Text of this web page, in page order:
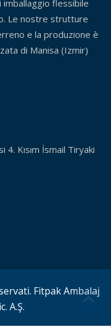
imballaggio flessibile
Le nostre strutture
e la produzione è
di Manisa (Izmir)
4. Kısım İsmail Tiryaki
Fitpak Ambalaj
A.Ş.